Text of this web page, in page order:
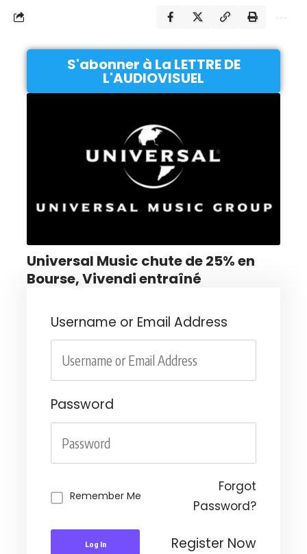
S'abonner à La LETTRE DE
L'AUDIOVISUEL
Universal Music chute de 25% en
Bourse, Vivendi entraîné
Username or Email Address
Password
Remember Me
Forgot
Password?
Log In Register Now